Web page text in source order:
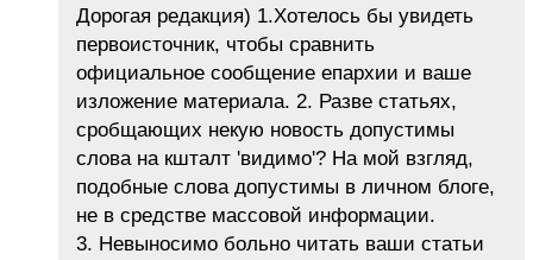
Дорогая редакция) 1.Хотелось бы увидеть
первоисточник, чтобы сравнить
официальное сообщение епархии и ваше
изложение материала. 2. Разве статьях,
сробщающих некую новость допустимы
слова на кшталт 'видимо'? На мой взгляд,
подобные слова допустимы в личном блоге,
не в средстве массовой информации.
3. Невыносимо больно читать ваши статьи